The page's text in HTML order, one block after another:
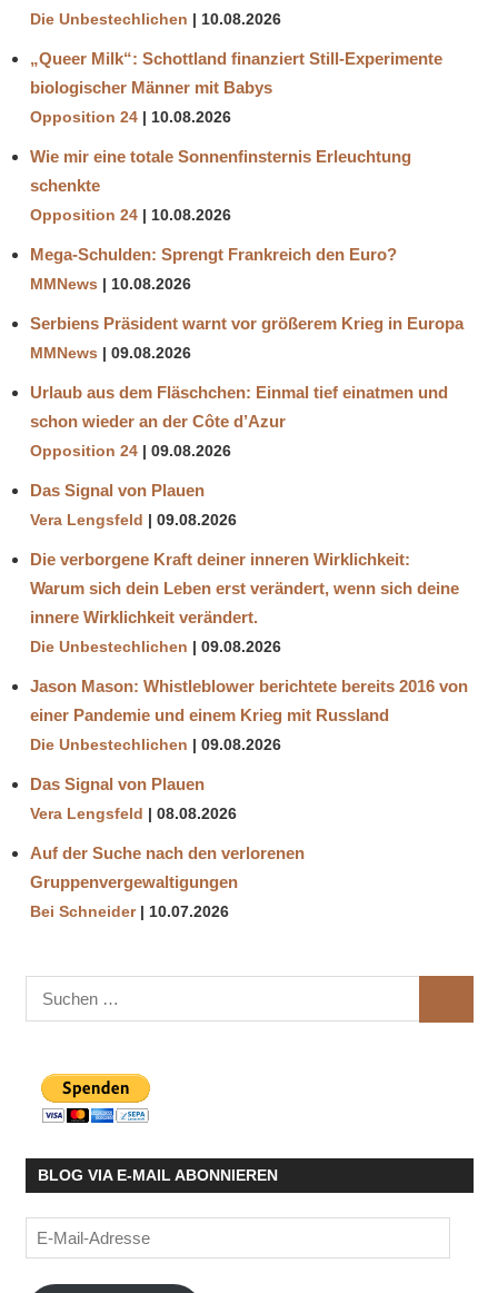
Die Unbestechlichen 10.08.2026
„Queer Milk“: Schottland finanziert Still-Experimente
biologischer Männer mit Babys
Opposition 24 10.08.2026
Wie mir eine totale Sonnenfinsternis Erleuchtung
schenkte
Opposition 24 10.08.2026
Mega-Schulden: Sprengt Frankreich den Euro?
MMNews 10.08.2026
Serbiens Präsident warnt vor größerem Krieg in Europa
MMNews 09.08.2026
Urlaub aus dem Fläschchen: Einmal tief einatmen und
schon wieder an der Côte d’Azur
Opposition 24 09.08.2026
Das Signal von Plauen
Vera Lengsfeld 09.08.2026
Die verborgene Kraft deiner inneren Wirklichkeit:
Warum sich dein Leben erst verändert, wenn sich deine
innere Wirklichkeit verändert.
Die Unbestechlichen 09.08.2026
Jason Mason: Whistleblower berichtete bereits 2016 von
einer Pandemie und einem Krieg mit Russland
Die Unbestechlichen 09.08.2026
Das Signal von Plauen
Vera Lengsfeld 08.08.2026
Auf der Suche nach den verlorenen
Gruppenvergewaltigungen
Bei Schneider 10.07.2026
Suchen
nach:
BLOG VIA E-MAIL ABONNIEREN
E-
Mail-
Adresse